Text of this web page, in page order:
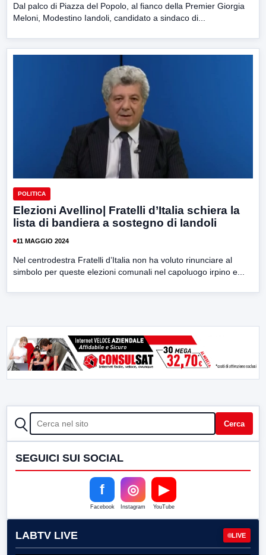
Dal palco di Piazza del Popolo, al fianco della Premier Giorgia
Meloni, Modestino Iandoli, candidato a sindaco di...
POLITICA
Elezioni Avellino| Fratelli d’Italia schiera la
lista di bandiera a sostegno di Iandoli
11 MAGGIO 2024
Nel centrodestra Fratelli d’Italia non ha voluto rinunciare al
simbolo per queste elezioni comunali nel capoluogo irpino e...
CERCA Cerca
SEGUICI SUI SOCIAL
f
Facebook
◎
Instagram
▶
YouTube
LABTV LIVE LIVE